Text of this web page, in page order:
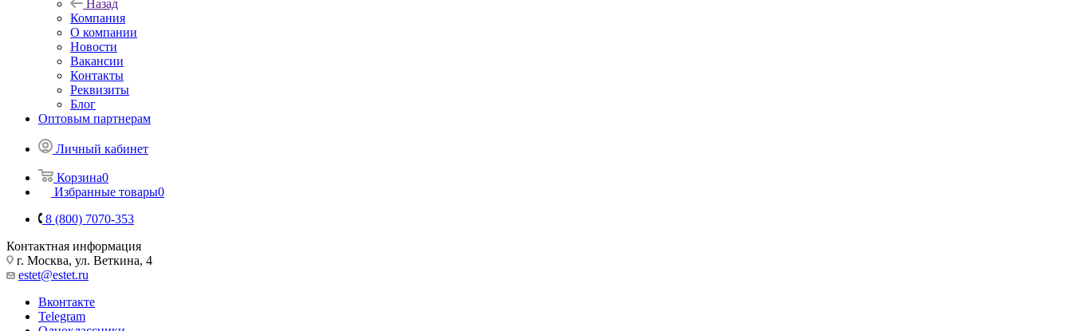
Назад
Компания
О компании
Новости
Вакансии
Контакты
Реквизиты
Блог
Оптовым партнерам
Личный кабинет
Корзина0
Избранные товары0
8 (800) 7070-353
Контактная информация
г. Москва, ул. Веткина, 4
estet@estet.ru
Вконтакте
Telegram